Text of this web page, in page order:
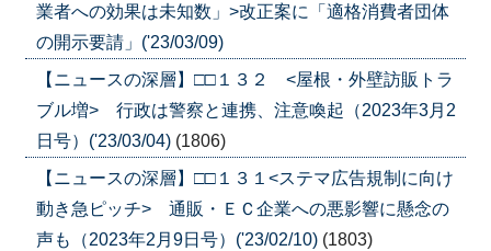
業者への効果は未知数」>改正案に「適格消費者団体
の開示要請」('23/03/09)
【ニュースの深層】□□１３２ <屋根・外壁訪販トラ
ブル増> 行政は警察と連携、注意喚起（2023年3月2
日号）('23/03/04) (1806)
【ニュースの深層】□□１３１<ステマ広告規制に向け
動き急ピッチ> 通販・ＥＣ企業への悪影響に懸念の
声も（2023年2月9日号）('23/02/10) (1803)